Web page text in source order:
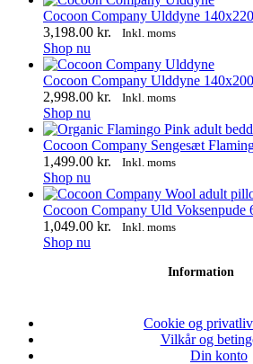
kan
vælges
varesiden
Cocoon Company Ulddyne 140x220
3,198.00 kr. Prisinterval:
til
3,198.00 kr.
Inkl. moms
Shop nu
vare
har
flere
Mulighederne
kan
vælges
varesiden
Cocoon Company Ulddyne 140x200
2,998.00 kr. Prisinterval:
til
2,998.00 kr.
Inkl. moms
Shop nu
vare
har
flere
Mulighederne
kan
vælges
Cocoon Company Sengesæt
1,499.00 kr. Prisinterval:
til
1,499.00 kr.
Inkl. moms
Shop nu
vare
har
flere
Cocoon Company Uld Voksenpude
1,049.00 kr. Prisinterval:
1,049.00 kr.
Inkl. moms
Shop nu
Mulighederne
Information
Cookie og
Vilkår og
Din konto